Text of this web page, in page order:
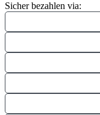
Sicher bezahlen via: